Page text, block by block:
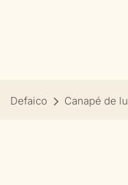
Defaico Canapé de